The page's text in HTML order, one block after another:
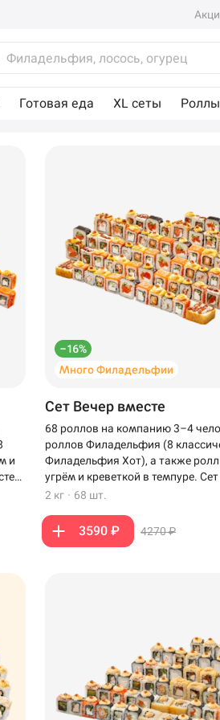
Готовая еда XL сеты Роллы
и
–16%
Много Филадельфии
Сет Вечер вместе
68 роллов на компанию 3–4
роллов Филадельфия (8
Филадельфия Хот), а также
угрём и креветкой в темпуре.
вечера с близкими.
2 кг · 68 шт.
3590 ₽ 4270 ₽